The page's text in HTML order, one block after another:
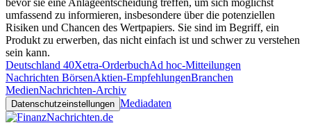
bevor sie eine Anlageentscheidung treffen, um sich möglichst
umfassend zu informieren, insbesondere über die potenziellen
Risiken und Chancen des Wertpapiers. Sie sind im Begriff, ein
Produkt zu erwerben, das nicht einfach ist und schwer zu verstehen
sein kann.
Deutschland 40Xetra-OrderbuchAd hoc-Mitteilungen
Nachrichten BörsenAktien-EmpfehlungenBranchen
MedienNachrichten-Archiv
Datenschutzeinstellungen Mediadaten